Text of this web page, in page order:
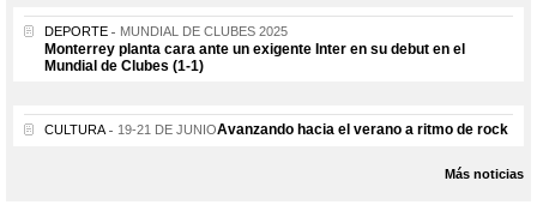
DEPORTE MUNDIAL DE CLUBES 2025
Monterrey planta cara ante un exigente Inter en su debut en el
Mundial de Clubes (1-1)
CULTURA 19-21 DE JUNIOAvanzando hacia el verano a ritmo de rock
Más noticias